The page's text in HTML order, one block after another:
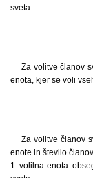
sveta.
Za volitve članov
enota, kjer se voli
Za volitve članov
enote in število
1. volilna enota: